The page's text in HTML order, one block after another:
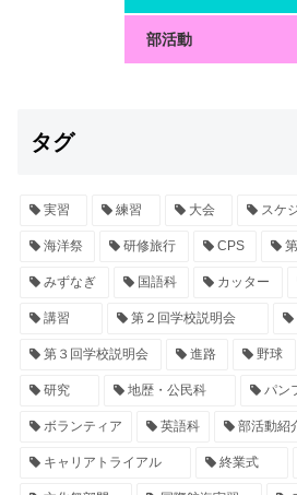
部活動
タグ
実習 練習 大会 スケ
海洋祭 研修旅行 CPS
みずなぎ 国語科 カッター
講習 第２回学校説明会
第３回学校説明会 進路 野球
研究 地歴・公民科 パン
ボランティア 英語科 部活動紹
キャリアトライアル 終業式